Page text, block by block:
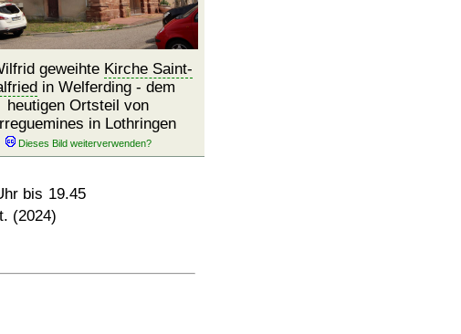
geweihte Kirche Saint-
in Welferding - dem
heutigen Ortsteil von
in Lothringen
bis 19.45
(2024)